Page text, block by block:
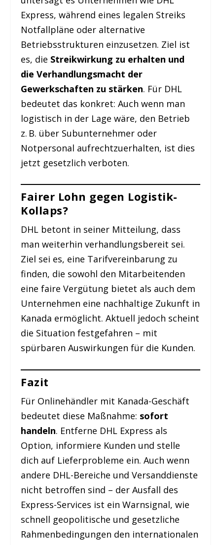
Express, während eines legalen Streiks
Notfallpläne oder alternative
Betriebsstrukturen einzusetzen. Ziel ist
es, die Streikwirkung zu erhalten und
die Verhandlungsmacht der
Gewerkschaften zu stärken. Für DHL
bedeutet das konkret: Auch wenn man
logistisch in der Lage wäre, den Betrieb
z. B. über Subunternehmer oder
Notpersonal aufrechtzuerhalten, ist dies
jetzt gesetzlich verboten.
Fairer Lohn gegen Logistik-
Kollaps?
DHL betont in seiner Mitteilung, dass
man weiterhin verhandlungsbereit sei.
Ziel sei es, eine Tarifvereinbarung zu
finden, die sowohl den Mitarbeitenden
eine faire Vergütung bietet als auch dem
Unternehmen eine nachhaltige Zukunft in
Kanada ermöglicht. Aktuell jedoch scheint
die Situation festgefahren – mit
spürbaren Auswirkungen für die Kunden.
Fazit
Für Onlinehändler mit Kanada-Geschäft
bedeutet diese Maßnahme: sofort
handeln. Entferne DHL Express als
Option, informiere Kunden und stelle
dich auf Lieferprobleme ein. Auch wenn
andere DHL-Bereiche und Versanddienste
nicht betroffen sind – der Ausfall des
Express-Services ist ein Warnsignal, wie
schnell geopolitische und gesetzliche
Rahmenbedingungen den internationalen